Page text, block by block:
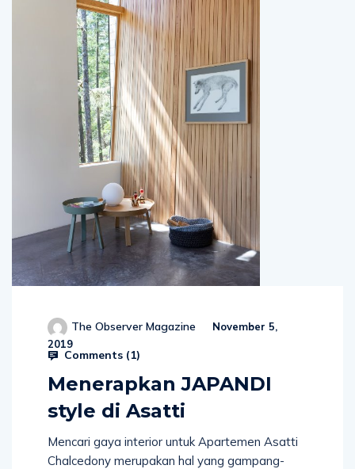
The Observer Magazine
November 5,
2019
Comments (1)
Menerapkan JAPANDI
style di Asatti
Mencari gaya interior untuk Apartemen Asatti
Chalcedony merupakan hal yang gampang-